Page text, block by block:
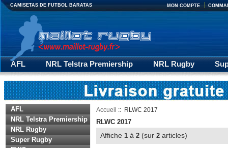
CAMISETAS DE FUTBOL BARATAS MON COMPTE
AFL NRL Telstra Premiership NRL Rugby
Premiership Rugby
RLWC 2017 Rugby Pantalons
AFL
NRL Telstra Premiership
NRL Rugby
Super Rugby
Accueil :: RLWC 2017
RLWC 2017
Affiche 1 à 2 (sur 2 articles)